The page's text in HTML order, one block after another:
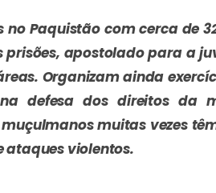
no Paquistão com cerca de
apostolado para a
Organizam ainda
defesa dos direitos da
muitas vezes
ataques violentos.